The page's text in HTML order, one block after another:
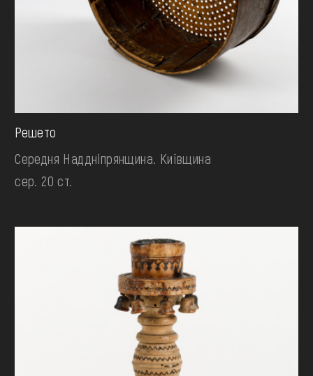
Решето
Середня Наддніпрянщина. Київщина
сер. 20 ст.